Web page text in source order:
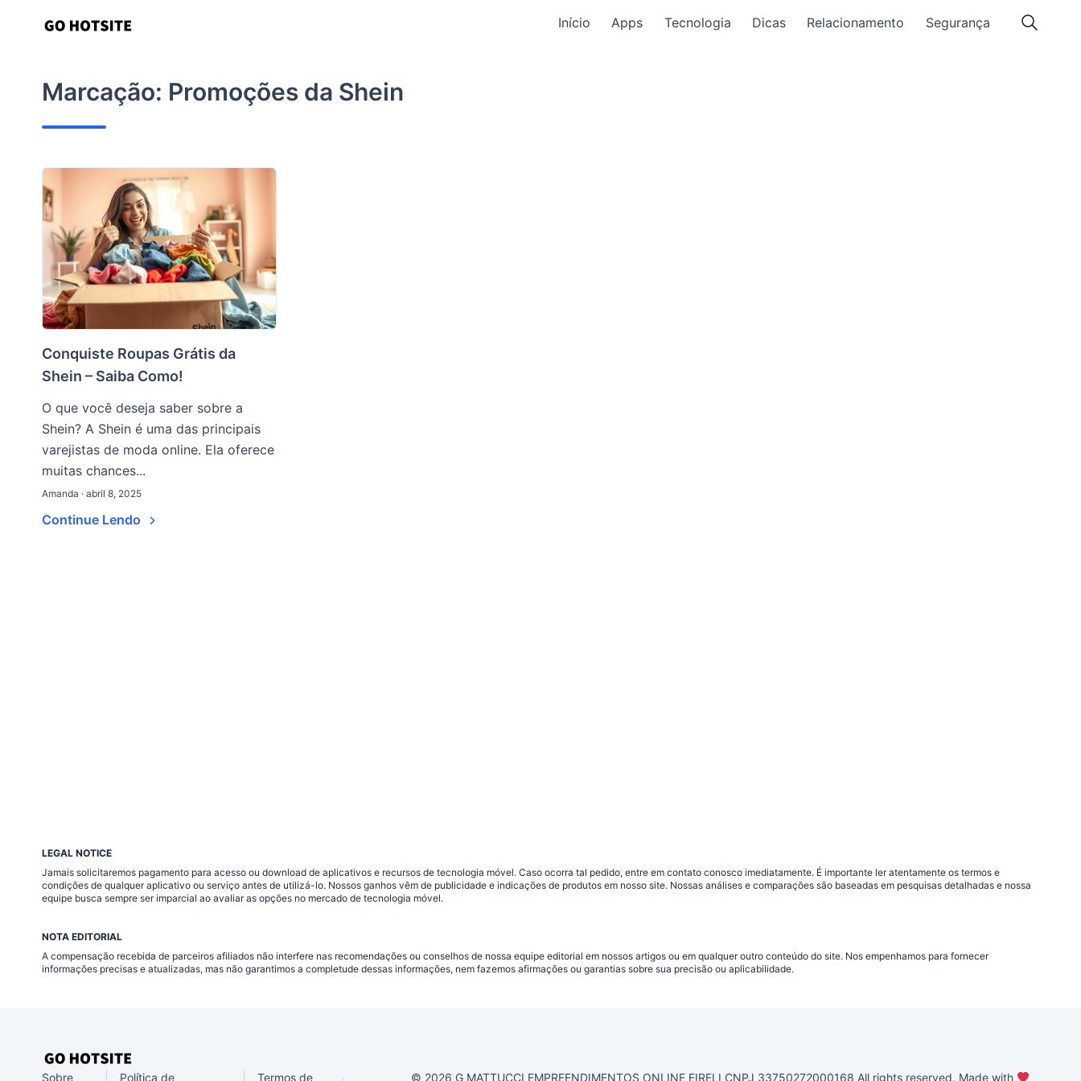
conteúdo
Início Apps Tecnologia Dicas Relacionamento Segurança
Marcação: Promoções da Shein
Conquiste Roupas Grátis da
Shein – Saiba Como!
O que você deseja saber sobre a
Shein? A Shein é uma das principais
varejistas de moda online. Ela oferece
muitas chances...
Amanda · abril 8, 2025
Continue Lendo
LEGAL NOTICE
Jamais solicitaremos pagamento para acesso ou download de aplicativos e recursos de tecnologia móvel. Caso ocorra tal pedido, entre em contato conosco imediatamente. É importante ler atentamente os termos e
condições de qualquer aplicativo ou serviço antes de utilizá-lo. Nossos ganhos vêm de publicidade e indicações de produtos em nosso site. Nossas análises e comparações são baseadas em pesquisas detalhadas e nossa
equipe busca sempre ser imparcial ao avaliar as opções no mercado de tecnologia móvel.
NOTA EDITORIAL
A compensação recebida de parceiros afiliados não interfere nas recomendações ou conselhos de nossa equipe editorial em nossos artigos ou em qualquer outro conteúdo do site. Nos empenhamos para fornecer
informações precisas e atualizadas, mas não garantimos a completude dessas informações, nem fazemos afirmações ou garantias sobre sua precisão ou aplicabilidade.
Sobre Política de Termos de © 2026 G MATTUCCI EMPREENDIMENTOS ONLINE EIRELI CNPJ 33750272000168 All rights reserved. Made with